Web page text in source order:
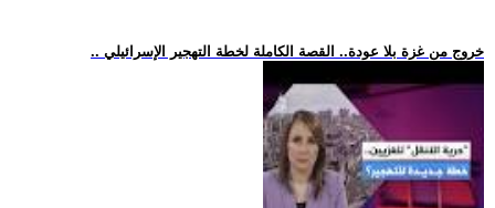
.. خروج من غزة بلا عودة.. القصة الكاملة لخطة التهجير الإسرائيلي